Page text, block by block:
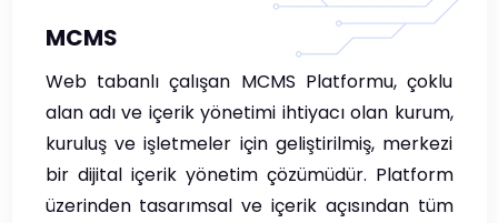
MCMS
Web tabanlı çalışan MCMS Platformu, çoklu
alan adı ve içerik yönetimi ihtiyacı olan kurum,
kuruluş ve işletmeler için geliştirilmiş, merkezi
bir dijital içerik yönetim çözümüdür. Platform
üzerinden tasarımsal ve içerik açısından tüm